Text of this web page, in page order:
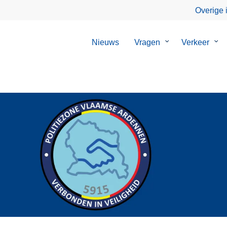
Overige
Nieuws Vragen
Submenu
Verkeer